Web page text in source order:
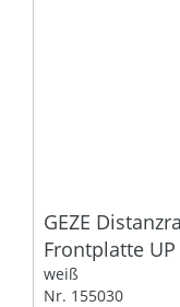
GEZE
Frontplatte UP
weiß
Nr. 155030